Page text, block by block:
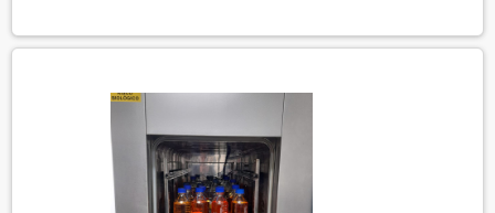
produtos, como autoclaves, estufas, câmaras frias,
qualificação térmica é apresentado em um relatório
técnico que contém informações como gráficos,
certificados de calibração e a conclusão das
condições funcionais.